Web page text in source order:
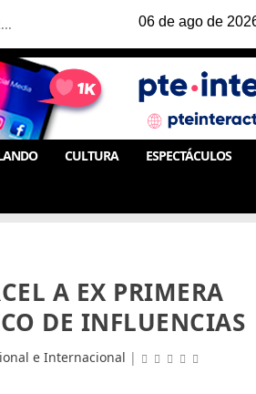
CULTURA ESPECTÁCULOS
A EX PRIMERA
DE INFLUENCIAS
e Internacional |